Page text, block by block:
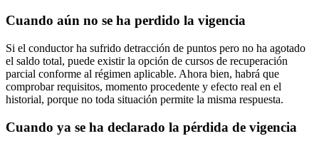
Cuando aún no se ha perdido la vigencia
Si el conductor ha sufrido detracción de puntos pero no ha agotado
el saldo total, puede existir la opción de cursos de recuperación
parcial conforme al régimen aplicable. Ahora bien, habrá que
comprobar requisitos, momento procedente y efecto real en el
historial, porque no toda situación permite la misma respuesta.
Cuando ya se ha declarado la pérdida de vigencia